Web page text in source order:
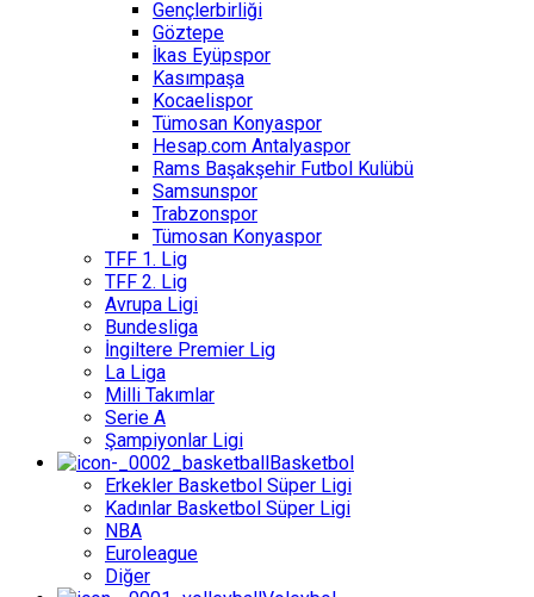
Gençlerbirliği
Göztepe
İkas Eyüpspor
Kasımpaşa
Kocaelispor
Tümosan Konyaspor
Hesap.com Antalyaspor
Rams Başakşehir Futbol Kulübü
Samsunspor
Trabzonspor
Tümosan Konyaspor
TFF 1. Lig
TFF 2. Lig
Avrupa Ligi
Bundesliga
İngiltere Premier Lig
La Liga
Milli Takımlar
Serie A
Şampiyonlar Ligi
Basketbol
Erkekler Basketbol Süper Ligi
Kadınlar Basketbol Süper Ligi
NBA
Euroleague
Diğer